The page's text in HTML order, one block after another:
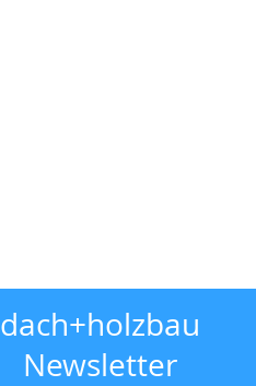
dach+holzbau
Newsletter